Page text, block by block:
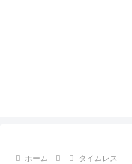
ホーム タイムレス